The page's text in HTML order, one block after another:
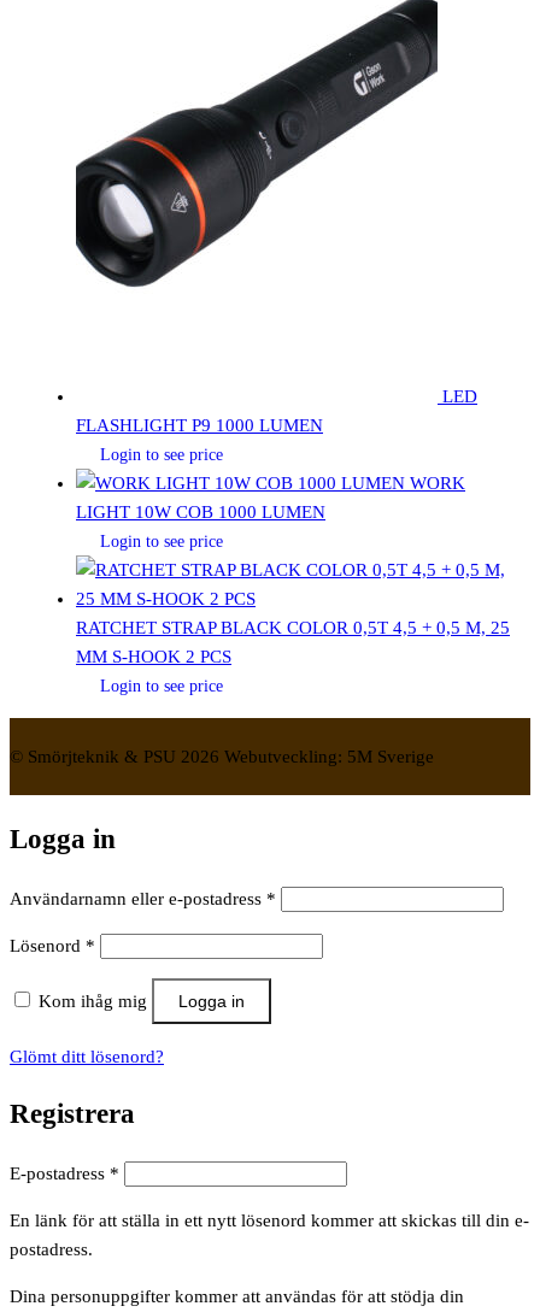
LED
FLASHLIGHT P9 1000 LUMEN
Login to see price
WORK
LIGHT 10W COB 1000 LUMEN
Login to see price
RATCHET STRAP BLACK COLOR 0,5T 4,5 + 0,5 M, 25
MM S-HOOK 2 PCS
Login to see price
© Smörjteknik & PSU 2026 Webutveckling: 5M Sverige
Logga in
Användarnamn eller e-postadress *
Lösenord *
Kom ihåg mig Logga in
Glömt ditt lösenord?
Registrera
E-postadress *
En länk för att ställa in ett nytt lösenord kommer att skickas till din e-
postadress.
Dina personuppgifter kommer att användas för att stödja din